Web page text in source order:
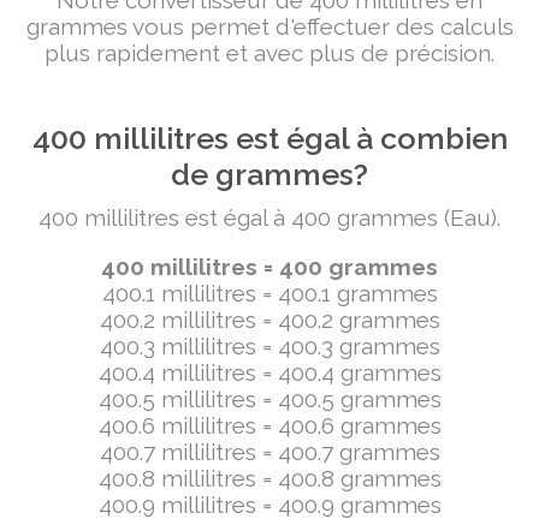
grammes vous permet d'effectuer des calculs
plus rapidement et avec plus de précision.
400 millilitres est égal à combien
de grammes?
400 millilitres est égal à 400 grammes (Eau).
400 millilitres = 400 grammes
400.1 millilitres = 400.1 grammes
400.2 millilitres = 400.2 grammes
400.3 millilitres = 400.3 grammes
400.4 millilitres = 400.4 grammes
400.5 millilitres = 400.5 grammes
400.6 millilitres = 400.6 grammes
400.7 millilitres = 400.7 grammes
400.8 millilitres = 400.8 grammes
400.9 millilitres = 400.9 grammes